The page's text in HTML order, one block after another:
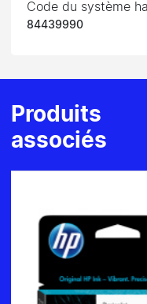
Code du système
84439990
Produits
associés